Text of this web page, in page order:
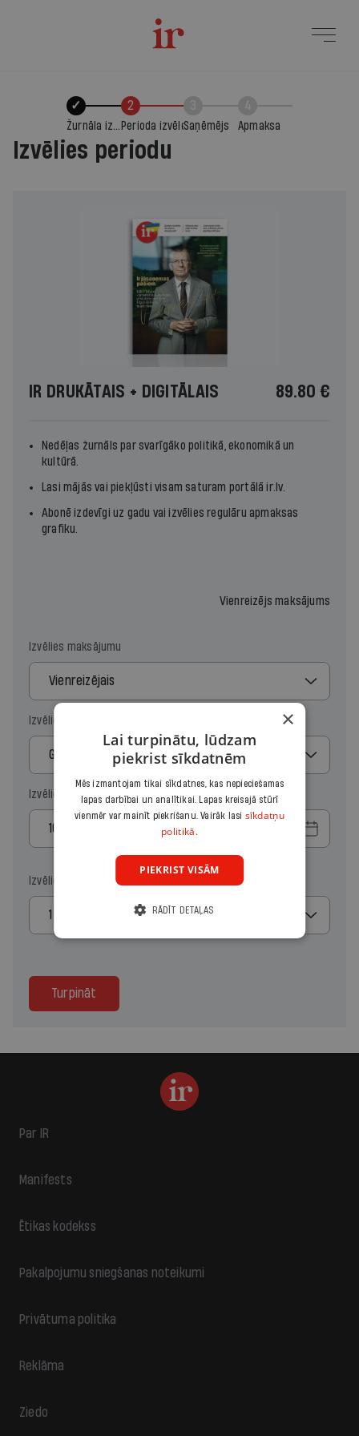
✓
Žurnāla izvēle
2
Perioda izvēleSaņēmējs Apmaksa
Izvēlies periodu
IR DRUKĀTAIS + DIGITĀLAIS 89.80 €
Nedēļas žurnāls par svarīgāko politikā, ekonomikā un
kultūrā.
Lasi mājās vai piekļūsti visam saturam portālā ir.lv.
Abonē izdevīgi uz gadu vai izvēlies regulāru apmaksas
grafiku.
Vienreizējs maksājums
Izvēlies maksājumu
Vienreizējais
Izvēlies periodu
Gads
Izvēlies sākuma datumu
Izvēlies kopiju skaitu
1
Turpināt
Par IR
Manifests
Ētikas kodekss
Pakalpojumu sniegšanas noteikumi
Privātuma politika
Reklāma
Ziedo
×
Lai turpinātu, lūdzam
piekrist sīkdatnēm
Mēs izmantojam tikai sīkdatnes, kas nepieciešamas
lapas darbībai un analītikai. Lapas kreisajā stūrī
vienmēr var mainīt piekrišanu. Vairāk lasi sīkdatņu
politikā.
PIEKRIST VISĀM
RĀDĪT DETAĻAS